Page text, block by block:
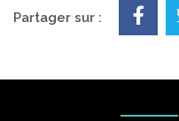
Partager sur :